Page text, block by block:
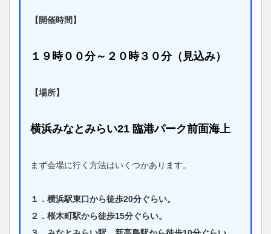
【開催時間】
１９時００分～２０時３０分（見込み）
【場所】
横浜みなとみらい21 臨港パーク前面海上
まず会場に行く方法はいくつかあります。
１．横浜駅東口から徒歩20分ぐらい。
２．桜木町駅から徒歩15分ぐらい。